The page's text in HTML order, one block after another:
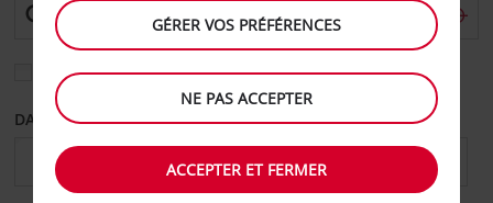
Sélectionnez une autre agence de retour
DATE DE DÉPART DATE DE RETOUR
GÉRER VOS PRÉFÉRENCES
NE PAS ACCEPTER
ACCEPTER ET FERMER